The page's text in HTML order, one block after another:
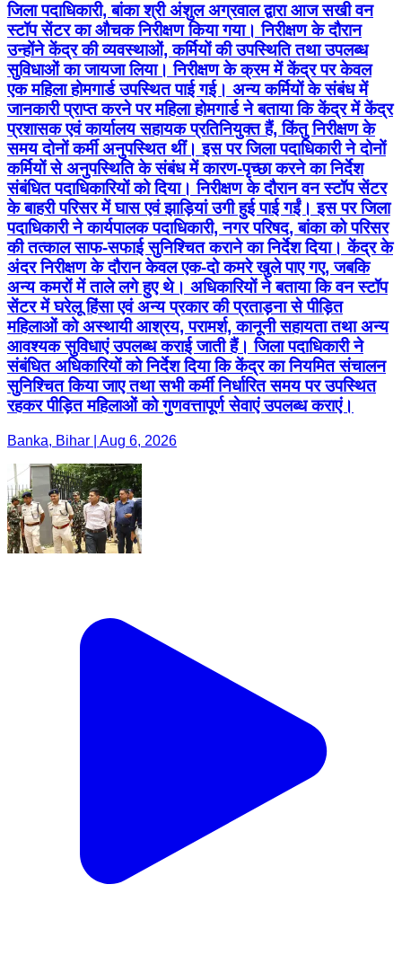
जिला पदाधिकारी, बांका श्री अंशुल अग्रवाल द्वारा आज सखी वन
स्टॉप सेंटर का औचक निरीक्षण किया गया। निरीक्षण के दौरान
उन्होंने केंद्र की व्यवस्थाओं, कर्मियों की उपस्थिति तथा उपलब्ध
सुविधाओं का जायजा लिया। निरीक्षण के क्रम में केंद्र पर केवल
एक महिला होमगार्ड उपस्थित पाई गई। अन्य कर्मियों के संबंध में
जानकारी प्राप्त करने पर महिला होमगार्ड ने बताया कि केंद्र में केंद्र
प्रशासक एवं कार्यालय सहायक प्रतिनियुक्त हैं, किंतु निरीक्षण के
समय दोनों कर्मी अनुपस्थित थीं। इस पर जिला पदाधिकारी ने दोनों
कर्मियों से अनुपस्थिति के संबंध में कारण-पृच्छा करने का निर्देश
संबंधित पदाधिकारियों को दिया। निरीक्षण के दौरान वन स्टॉप सेंटर
के बाहरी परिसर में घास एवं झाड़ियां उगी हुई पाई गईं। इस पर जिला
पदाधिकारी ने कार्यपालक पदाधिकारी, नगर परिषद, बांका को परिसर
की तत्काल साफ-सफाई सुनिश्चित कराने का निर्देश दिया। केंद्र के
अंदर निरीक्षण के दौरान केवल एक-दो कमरे खुले पाए गए, जबकि
अन्य कमरों में ताले लगे हुए थे। अधिकारियों ने बताया कि वन स्टॉप
सेंटर में घरेलू हिंसा एवं अन्य प्रकार की प्रताड़ना से पीड़ित
महिलाओं को अस्थायी आश्रय, परामर्श, कानूनी सहायता तथा अन्य
आवश्यक सुविधाएं उपलब्ध कराई जाती हैं। जिला पदाधिकारी ने
संबंधित अधिकारियों को निर्देश दिया कि केंद्र का नियमित संचालन
सुनिश्चित किया जाए तथा सभी कर्मी निर्धारित समय पर उपस्थित
रहकर पीड़ित महिलाओं को गुणवत्तापूर्ण सेवाएं उपलब्ध कराएं।
Banka, Bihar | Aug 6, 2026